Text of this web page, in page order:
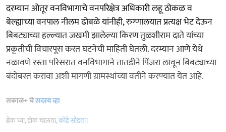
दरम्यान ओतूर वनविभागाचे वनपरिक्षेत्र अधिकारी लहू ठोकळ व
बेल्ह्याच्या वनपाल नीलम ढोबळे यांनीही, रुग्णालयात प्रत्यक्ष भेट देऊन
बिबट्याच्या हल्ल्यात जखमी झालेल्या किरण तुळशीराम दाते यांच्या
प्रकृतीची विचारपूस करत घटनेची माहिती घेतली. दरम्यान आणे येथे
नळावणे रस्ता परिसरात वनविभागाने तातडीने पिंजरा लावून बिबट्याच्या
बंदोबस्त करावा अशी मागणी ग्रामस्थांच्या वतीने करण्यात येत आहे.
सकाळ+ चेसदस्य व्हा
ब्रेक घ्या, डोकं चालवा,कोडे सोडवा!